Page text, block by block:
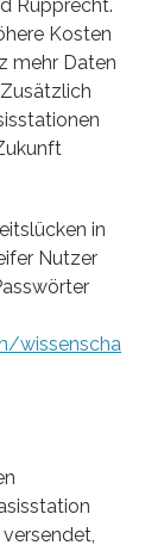
Rupprecht.
Kosten
mehr Daten
in
Nutzer
wissenscha